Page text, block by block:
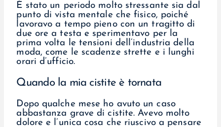
È stato un periodo molto stressante sia dal
punto di vista mentale che fisico, poiché
lavoravo a tempo pieno con un tragitto di
due ore a testa e sperimentavo per la
prima volta le tensioni dell’industria della
moda, come le scadenze strette e i lunghi
orari d’ufficio.
Quando la mia cistite è tornata
Dopo qualche mese ho avuto un caso
abbastanza grave di cistite. Avevo molto
dolore e l’unica cosa che riuscivo a pensare